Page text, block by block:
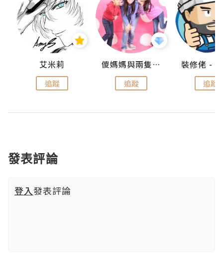
艾米莉
追蹤
儍媽媽與兩隻小魔怪之家
追蹤 追蹤
發表評論
登入發表評論